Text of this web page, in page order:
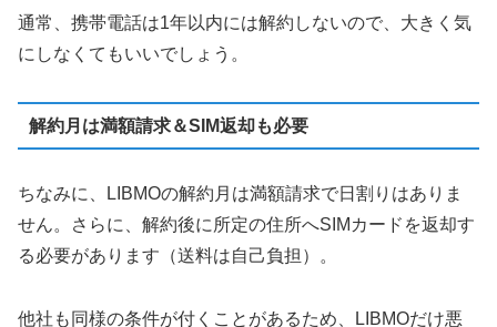
通常、携帯電話は1年以内には解約しないので、大きく気
にしなくてもいいでしょう。
解約月は満額請求＆SIM返却も必要
ちなみに、LIBMOの解約月は満額請求で日割りはありま
せん。さらに、解約後に所定の住所へSIMカードを返却す
る必要があります（送料は自己負担）。
他社も同様の条件が付くことがあるため、LIBMOだけ悪